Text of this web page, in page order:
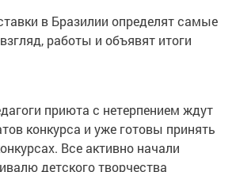
в Бразилии определят самые
работы и объявят итоги
приюта с нетерпением ждут
конкурса и уже готовы принять
Все активно начали
детского творчества